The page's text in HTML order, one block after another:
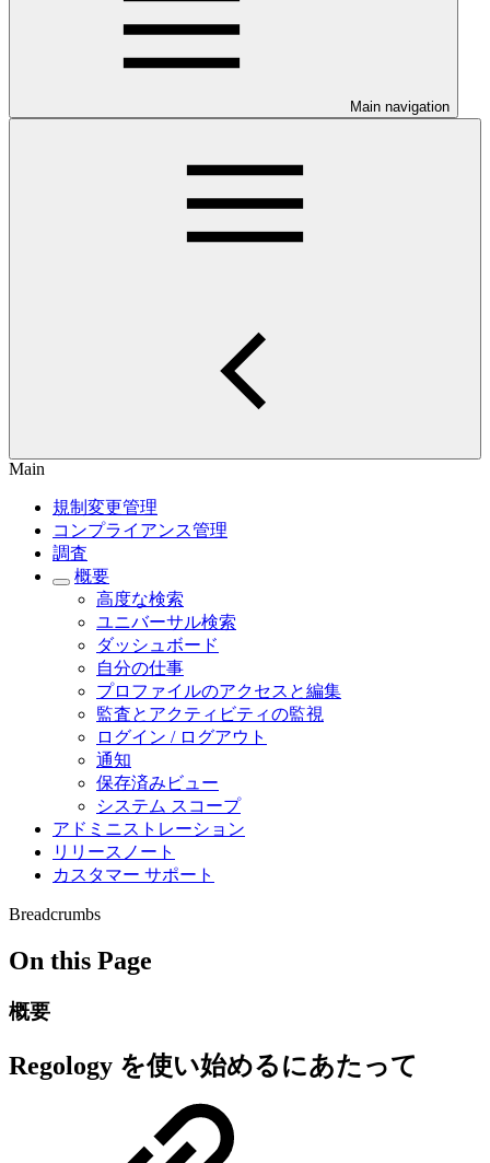
Main navigation
Main
規制変更管理
コンプライアンス管理
調査
概要
高度な検索
ユニバーサル検索
ダッシュボード
自分の仕事
プロファイルのアクセスと編集
監査とアクティビティの監視
ログイン / ログアウト
通知
保存済みビュー
システム スコープ
アドミニストレーション
リリースノート
カスタマー サポート
Breadcrumbs
On this Page
概要
Regology を使い始めるにあたって